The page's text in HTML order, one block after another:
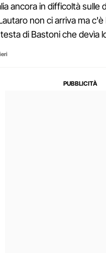
ancora in difficoltà sulle
non ci arriva ma
di Bastoni che devìa